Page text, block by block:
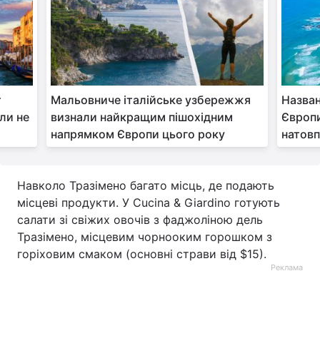
не
Мальовниче італійське узбережжя
визнали найкращим пішохідним
напрямком Європи цього року
Навколо Тразімено багато місць, де подають
місцеві продукти. У Cucina & Giardino готують
салати зі свіжих овочів з фаджоліною дель
Тразімено, місцевим чорнооким горошком з
горіховим смаком (основні страви від $15).
Реклама